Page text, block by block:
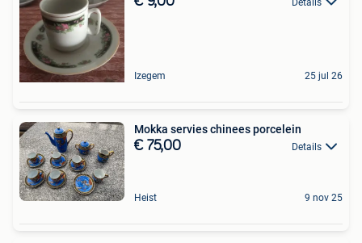
Details
Izegem 25 jul 26
Mokka servies chinees porcelein
€ 75,00 Details
Heist 9 nov 25